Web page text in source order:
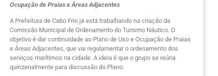
Ocupação de Praias e Áreas Adjacentes
A Prefeitura de Cabo Frio já está trabalhando na criação da
Comissão Municipal de Ordenamento do Turismo Náutico. O
objetivo é dar continuidade ao Plano de Uso e Ocupação de Praias
e Áreas Adjacentes, que vai regulamentar o ordenamento dos
serviços marítimos na cidade. A ideia é que o grupo se reúna
quinzenalmente para discussão do Plano.